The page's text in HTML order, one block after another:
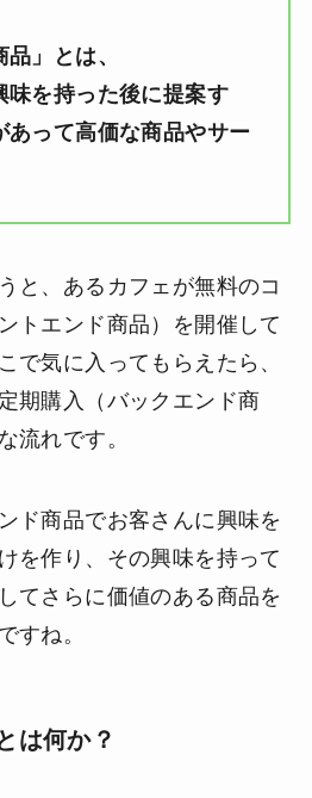
」とは、
味を持った後に提案す
あって高価な商品やサー
と、あるカフェが無料のコ
トエンド商品）を開催して
で気に入ってもらえたら、
期購入（バックエンド商
流れです。
ド商品でお客さんに興味を
を作り、その興味を持って
てさらに価値のある商品を
すね。
は何か？